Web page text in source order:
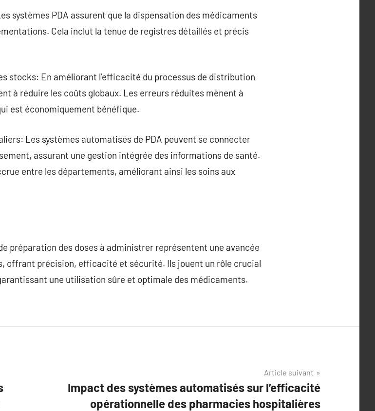
systèmes PDA assurent que la dispensation des médicaments
Cela inclut la tenue de registres détaillés et précis
stocks: En améliorant l’efficacité du processus de distribution
à réduire les coûts globaux. Les erreurs réduites mènent à
est économiquement bénéfique.
Les systèmes automatisés de PDA peuvent se connecter
assurant une gestion intégrée des informations de santé.
entre les départements, améliorant ainsi les soins aux
préparation des doses à administrer représentent une avancée
offrant précision, efficacité et sécurité. Ils jouent un rôle crucial
une utilisation sûre et optimale des médicaments.
Article suivant
Impact des systèmes automatisés sur l’efficacité
opérationnelle des pharmacies hospitalières